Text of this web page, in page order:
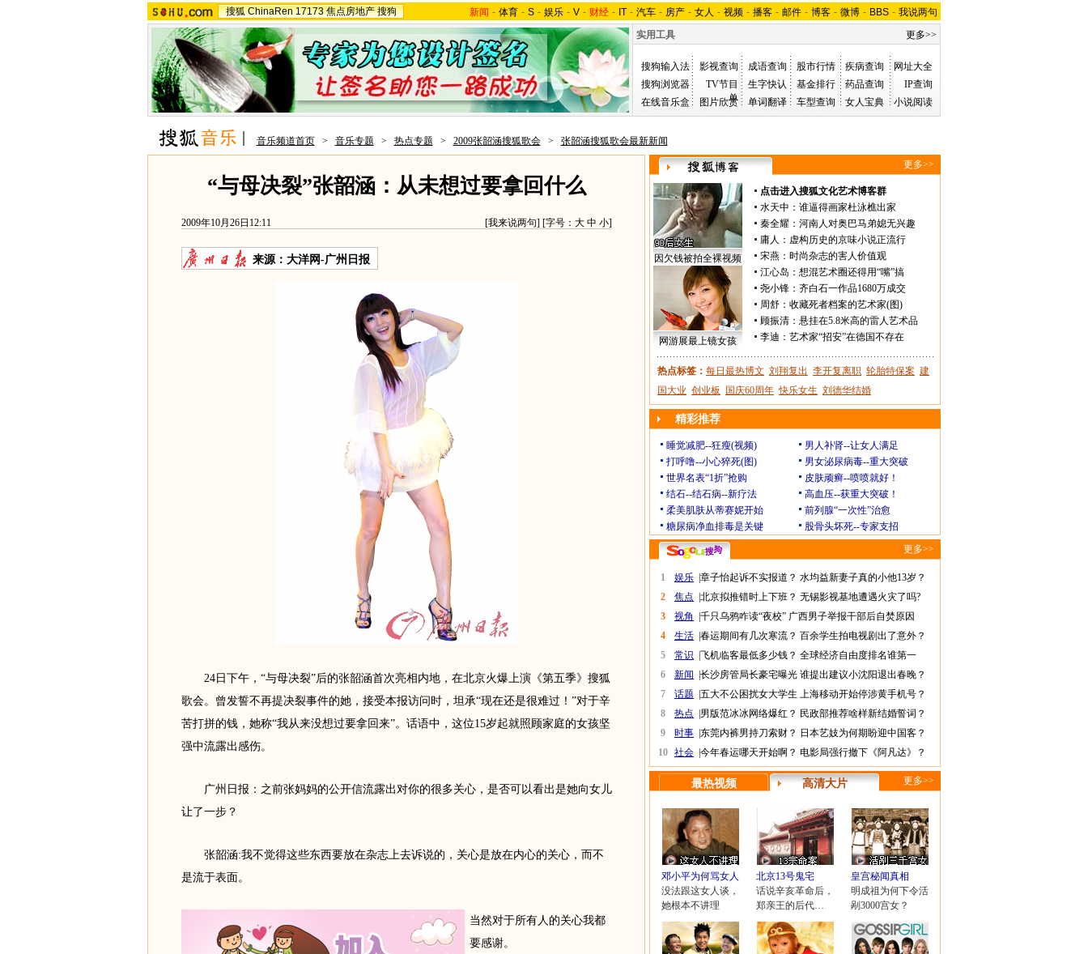
搜狐 ChinaRen 17173 焦点房地产 搜狗 新闻 - 体育 - S - 娱乐 - V - 财经 - IT - 汽车 - 房产 - 女人 - 视频 - 播客 - 邮件 - 博客 - 微博 - BBS - 我说两句
实用工具
更多>>
搜狗输入法 影视查询 成语查询 股市行情 疾病查询
网址大全
搜狗浏览器
TV节目
单
生字快认 基金排行 药品查询
IP查询
在线音乐盒
图片欣赏 单词翻译 车型查询 女人宝典 小说阅读
音乐频道首页 > 音乐专题 > 热点专题 > 2009张韶涵搜狐歌会 > 张韶涵搜狐歌会最新新闻
“与母决裂”张韶涵：从未想过要拿回什么
2009年10月26日12:11 [我来说两句] [字号： 大 中 小]
来源： 大洋网-广州日报
24日下午，“与母决裂”后的张韶涵首次亮相内地，在北京火爆上演《第五季》搜狐
歌会。曾发誓不再提决裂事件的她，接受本报访问时，坦承“现在还是很难过！”对于辛
苦打拼的钱，她称“我从来没想过要拿回来”。话语中，这位15岁起就照顾家庭的女孩坚
强中流露出感伤。
广州日报：之前张妈妈的公开信流露出对你的很多关心，是否可以看出是她向女儿
让了一步？
张韶涵:我不觉得这些东西要放在杂志上去诉说的，关心是放在内心的关心，而不
是流于表面。
当然对于所有人的关心我都
要感谢。
更多>>
因欠钱被拍全裸视频
网游展最上镜女孩
点击进入搜狐文化艺术博客群
水天中 ： 谁逼得画家杜泳樵出家
秦全耀 ： 河南人对奥巴马弟媳无兴趣
庸人 ： 虚构历史的京味小说正流行
宋燕 ： 时尚杂志的害人价值观
江心岛 ： 想混艺术圈还得用“嘴”搞
尧小锋 ： 齐白石一作品1680万成交
周舒 ： 收藏死者档案的艺术家(图)
顾振清 ： 悬挂在5.8米高的雷人艺术品
李迪 ： 艺术家“招安”在德国不存在
热点标签： 每日最热博文 刘翔复出 李开复离职 轮胎特保案 建
国大业 创业板 国庆60周年 快乐女生 刘德华结婚
精彩推荐
睡觉减肥--狂瘦(视频)
男人补肾--让女人满足
打呼噜--小心猝死(图)
男女泌尿病毒--重大突破
世界名表“1折”抢购
皮肤顽癣--喷喷就好！
结石--结石病--新疗法
高血压--获重大突破！
柔美肌肤从蒂赛妮开始
前列腺“一次性”治愈
糖尿病净血排毒是关键
股骨头坏死--专家支招
更多>>
1 娱乐 章子怡起诉不实报道？ 水均益新妻子真的小他13岁？
2
焦点 北京拟推错时上下班？ 无锡影视基地遭遇火灾了吗?
3
视角 千只乌鸦咋读“夜校” 广西男子举报干部后自焚原因
4
生活 春运期间有几次寒流？ 百余学生拍电视剧出了意外？
5
常识 飞机临客最低多少钱？ 全球经济自由度排名谁第一
6
新闻 长沙房管局长豪宅曝光 谁提出建议小沈阳退出春晚？
7
话题 五大不公困扰女大学生 上海移动开始停涉黄手机号？
8
热点 男版范冰冰网络爆红？ 民政部推荐啥样新结婚誓词？
9
时事 东莞内裤男持刀索财？ 日本艺妓为何期盼迎中国客？
10 社会 今年春运哪天开始啊？ 电影局强行撤下《阿凡达》？
最热视频 高清大片 更多>>
邓小平为何骂女人
没法跟这女人谈，
她根本不讲理
北京13号鬼宅
话说辛亥革命后，
郑亲王的后代…
皇宫秘闻真相
明成祖为何下令活
剐3000宫女？